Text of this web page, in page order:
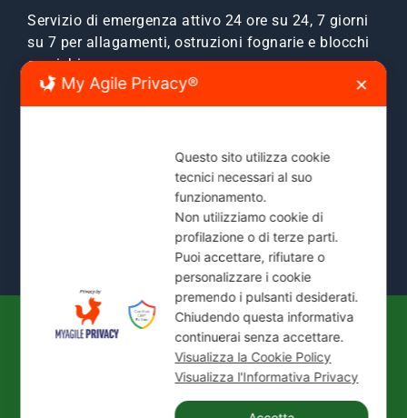
Servizio di emergenza attivo 24 ore su 24, 7 giorni
su 7 per allagamenti, ostruzioni fognarie e blocchi
scarichi.
Mostra Tutte le Zone Servite →
© 2026
IDEAL JET S.N.C. DI PREZIOSO
| P. IVA / C.F.: 02066180965 |
REA: MI-1339524 | Via Pisa 200/28 - 20099 Sesto
San Giovanni (MI)
My Agile Privacy® ✕
Questo sito utilizza cookie
tecnici necessari al suo
funzionamento.
Non utilizziamo cookie di
profilazione o di terze parti.
Puoi accettare, rifiutare o
personalizzare i cookie
premendo i pulsanti desiderati.
Chiudendo questa informativa
continuerai senza accettare.
Visualizza la Cookie Policy
Visualizza l'Informativa Privacy